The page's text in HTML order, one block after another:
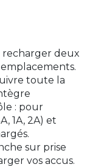
recharger deux
toute la
: pour
1A, 2A) et
sur prise
vos accus.